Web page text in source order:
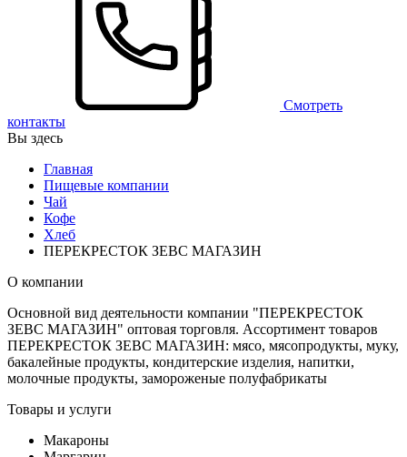
Смотреть
контакты
Вы здесь
Главная
Пищевые компании
Чай
Кофе
Хлеб
ПЕРЕКРЕСТОК ЗЕВС МАГАЗИН
О компании
Основной вид деятельности компании "ПЕРЕКРЕСТОК
ЗЕВС МАГАЗИН" оптовая торговля. Ассортимент товаров
ПЕРЕКРЕСТОК ЗЕВС МАГАЗИН: мясо, мясопродукты, муку,
бакалейные продукты, кондитерские изделия, напитки,
молочные продукты, замороженые полуфабрикаты
Товары и услуги
Макароны